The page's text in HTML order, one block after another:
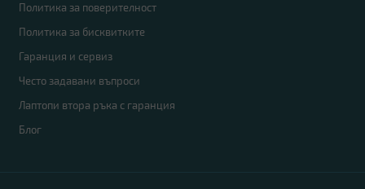
Политика за поверителност
Политика за бисквитките
Гаранция и сервиз
Често задавани въпроси
Лаптопи втора ръка с гаранция
Блог